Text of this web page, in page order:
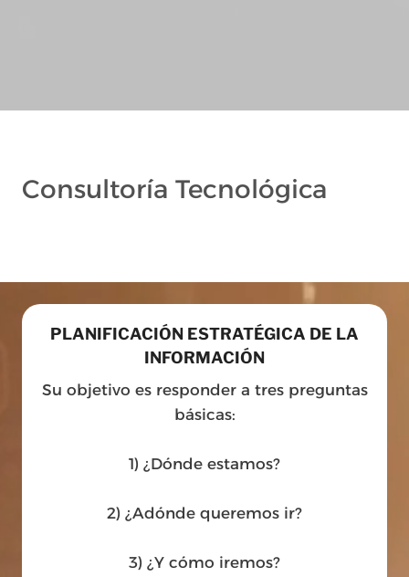
Consultoría Tecnológica
PLANIFICACIÓN ESTRATÉGICA DE LA
INFORMACIÓN
Su objetivo es responder a tres preguntas
básicas:
1) ¿Dónde estamos?
2) ¿Adónde queremos ir?
3) ¿Y cómo iremos?